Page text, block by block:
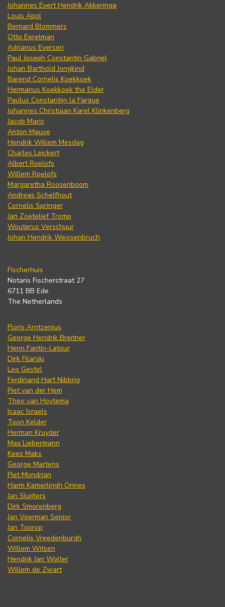
Johannes Evert Hendrik Akkeringa
Louis Apol
Bernard Blommers
Otto Eerelman
Adrianus Eversen
Paul Joseph Constantin Gabriel
Johan Barthold Jongkind
Barend Cornelis Koekkoek
Hermanus Koekkoek the Elder
Paulus Constantijn la Fargue
Johannes Christiaan Karel Klinkenberg
Jacob Maris
Anton Mauve
Hendrik Willem Mesdag
Charles Leickert
Albert Roelofs
Willem Roelofs
Margaretha Roosenboom
Andreas Schelfhout
Cornelis Springer
Jan Zoetelief Tromp
Wouterus Verschuur
Johan Hendrik Weissenbruch
Fischerhuis
Notaris Fischerstraat 27
6711 BB Ede
The Netherlands
Floris Arntzenius
George Hendrik Breitner
Henri Fantin-Latour
Dirk Filarski
Leo Gestel
Ferdinand Hart Nibbrig
Piet van der Hem
Theo van Hoytema
Isaac Israels
Toon Kelder
Herman Kruyder
Max Liebermann
Kees Maks
George Martens
Piet Mondrian
Harm Kamerlingh Onnes
Jan Sluijters
Dirk Smorenberg
Jan Voerman Senior
Jan Toorop
Cornelis Vreedenburgh
Willem Witsen
Hendrik Jan Wolter
Willem de Zwart